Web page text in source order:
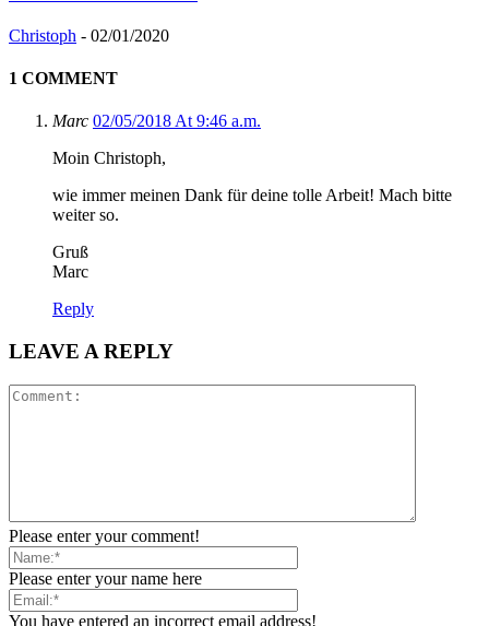
Christoph - 02/01/2020
1 COMMENT
Marc 02/05/2018 At 9:46 a.m.
Moin Christoph,
wie immer meinen Dank für deine tolle Arbeit! Mach bitte
weiter so.
Gruß
Marc
Reply
LEAVE A REPLY
Please enter your comment!
Please enter your name here
You have entered an incorrect email address!